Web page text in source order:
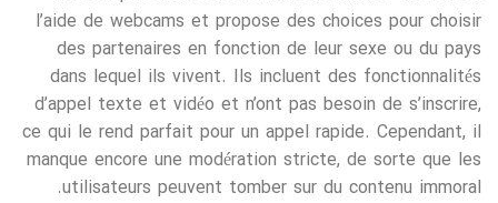
l’aide de webcams et propose des choices pour choisir
des partenaires en fonction de leur sexe ou du pays
dans lequel ils vivent. Ils incluent des fonctionnalités
d’appel texte et vidéo et n’ont pas besoin de s’inscrire,
ce qui le rend parfait pour un appel rapide. Cependant, il
manque encore une modération stricte, de sorte que les
utilisateurs peuvent tomber sur du contenu immoral.